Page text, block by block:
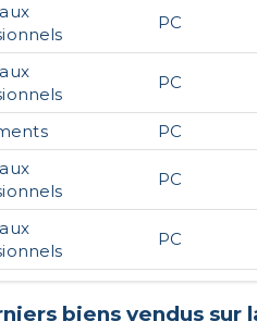
PC
PC
PC
PC
PC
biens vendus sur